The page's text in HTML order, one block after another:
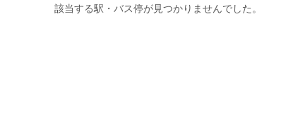
該当する駅・バス停が見つかりませんでした。